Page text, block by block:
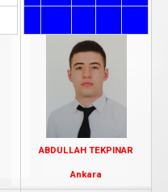
ABDULLAH TEKPINAR
Ankara